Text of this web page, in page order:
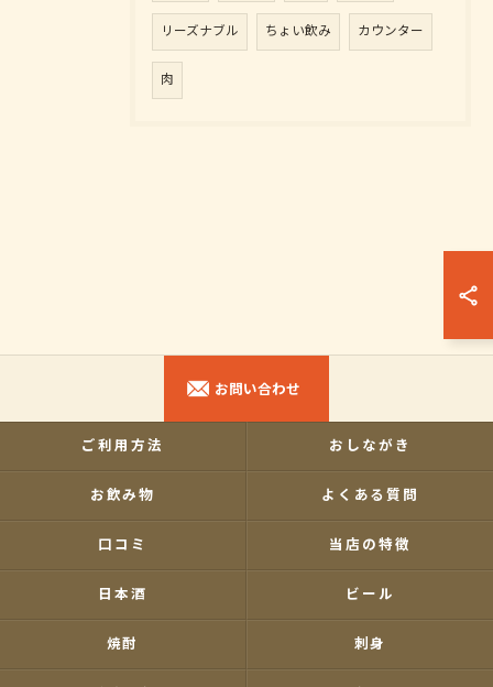
リーズナブル ちょい飲み カウンター
肉
お問い合わせ
ご利用方法 おしながき
お飲み物 よくある質問
口コミ 当店の特徴
日本酒 ビール
焼酎 刺身